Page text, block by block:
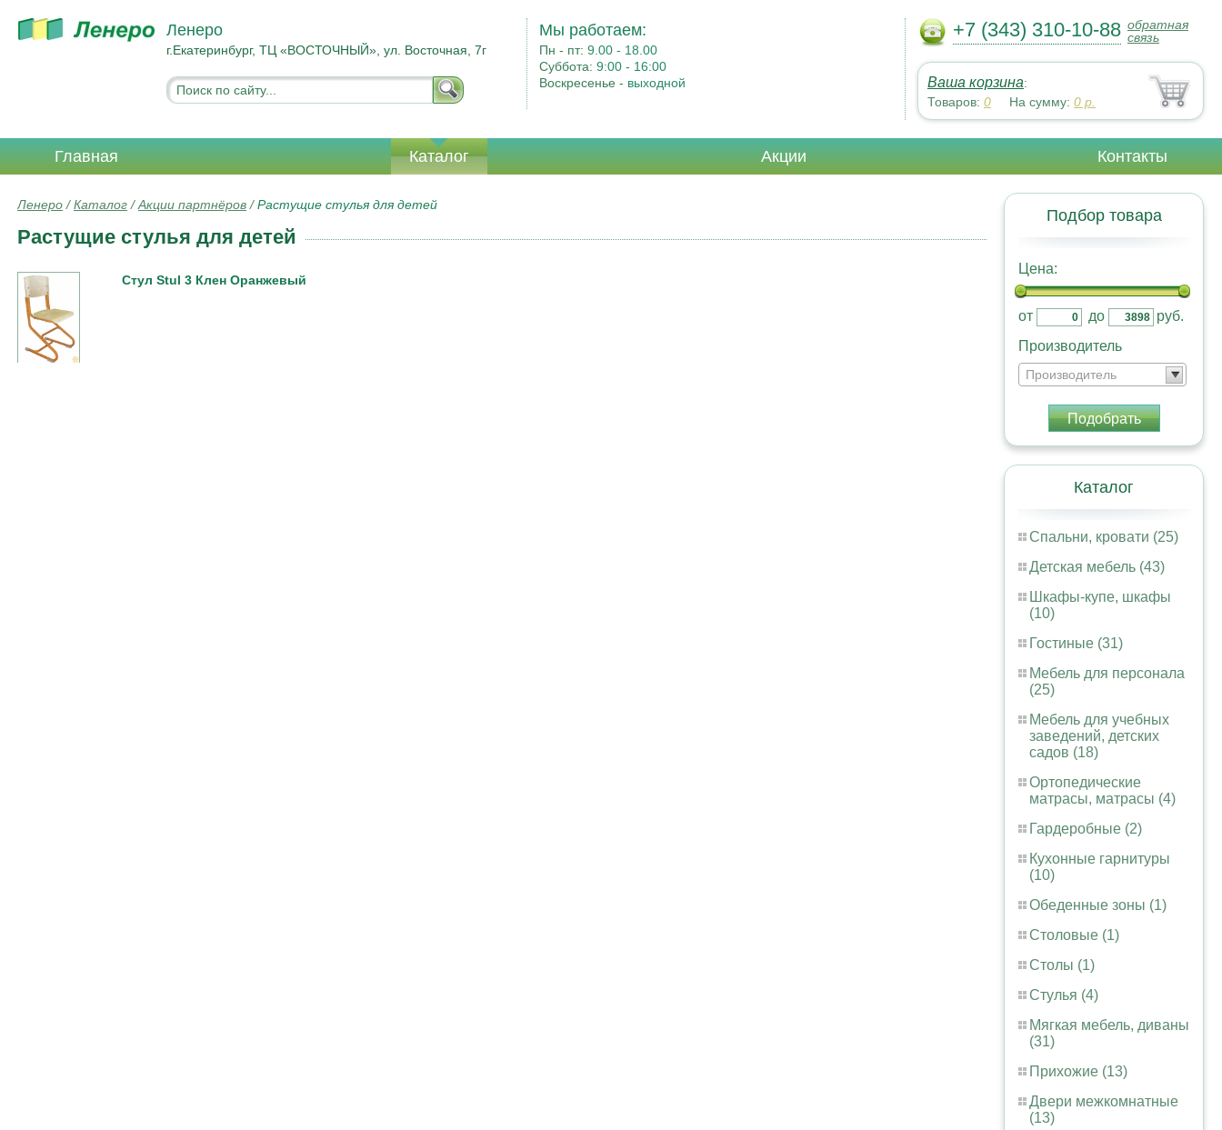
Ленеро
г.Екатеринбург, ТЦ «ВОСТОЧНЫЙ», ул. Восточная, 7г
Мы работаем:
Пн - пт:9.00 - 18.00
Суббота:9:00 - 16:00
Воскресенье - выходной
+7 (343) 310-10-88 обратная
связь
Ваша корзина:
Товаров: 0 На сумму: 0 р.
Главная Каталог Акции Контакты
Подбор товара
Цена:
от до
руб.
Производитель
Производитель
Подобрать
Каталог
Спальни, кровати (25)
Детская мебель (43)
Шкафы-купе, шкафы
(10)
Гостиные (31)
Мебель для персонала
(25)
Мебель для учебных
заведений, детских
садов (18)
Ортопедические
матрасы, матрасы (4)
Гардеробные (2)
Кухонные гарнитуры
(10)
Обеденные зоны (1)
Столовые (1)
Столы (1)
Стулья (4)
Мягкая мебель, диваны
(31)
Прихожие (13)
Двери межкомнатные
(13)
Ленеро /Каталог /Акции партнёров /Растущие стулья для детей
Растущие стулья для детей
Стул Stul 3 Клен Оранжевый